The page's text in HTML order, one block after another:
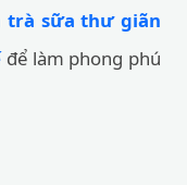
trà sữa thư giãn
để làm phong phú